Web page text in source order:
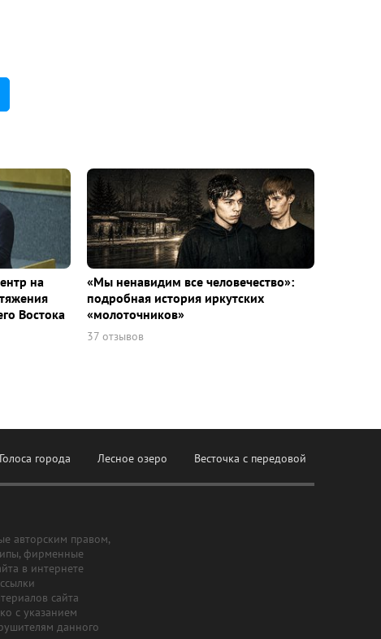
на
Востока
«Мы ненавидим все человечество»:
подробная история иркутских
«молоточников»
37 отзывов
Голоса города Лесное озеро Весточка с передовой
авторским правом,
фирменные
в интернете
сайта
с указанием
данного